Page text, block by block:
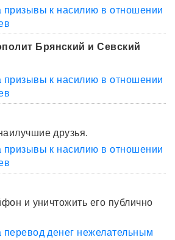
призывы к насилию в отношении
Брянский и Севский
призывы к насилию в отношении
друзья.
призывы к насилию в отношении
и уничтожить его публично
перевод денег нежелательным